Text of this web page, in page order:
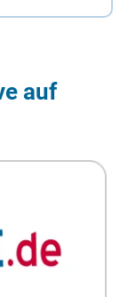
auf